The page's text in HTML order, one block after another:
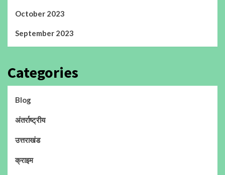
October 2023
September 2023
Categories
Blog
अंतर्राष्ट्रीय
उत्तराखंड
क्राइम